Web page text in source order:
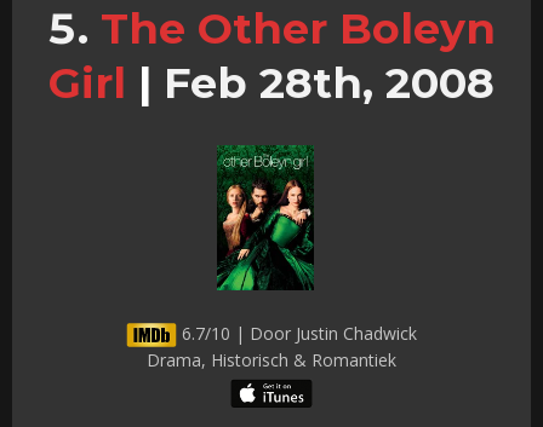
The Other Boleyn
Girl | Feb 28th, 2008
6.7/10 | Door Justin Chadwick
Drama, Historisch & Romantiek